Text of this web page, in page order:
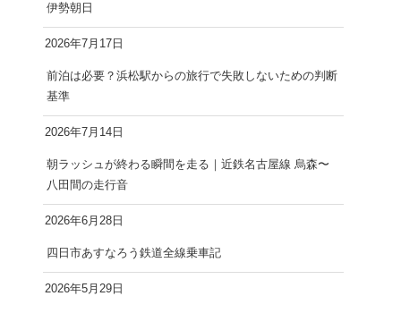
伊勢朝日
2026年7月17日
前泊は必要？浜松駅からの旅行で失敗しないための判断
基準
2026年7月14日
朝ラッシュが終わる瞬間を走る｜近鉄名古屋線 烏森〜
八田間の走行音
2026年6月28日
四日市あすなろう鉄道全線乗車記
2026年5月29日